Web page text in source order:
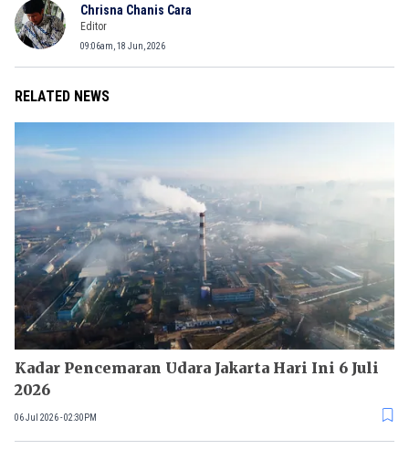
Chrisna Chanis Cara
Editor
09:06am, 18 Jun, 2026
RELATED NEWS
Kadar Pencemaran Udara Jakarta Hari Ini 6 Juli
2026
06 Jul 2026 - 02:30PM